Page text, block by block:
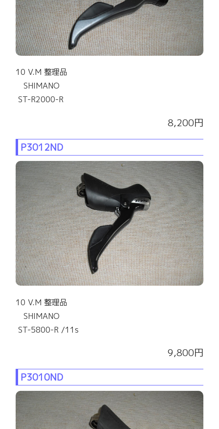
10 V.M 整理品
SHIMANO
ST-R2000-R
8,200円
P3012ND
10 V.M 整理品
SHIMANO
ST-5800-R /11s
9,800円
P3010ND